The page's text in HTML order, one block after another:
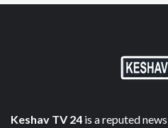
Keshav TV 24 is a reputed